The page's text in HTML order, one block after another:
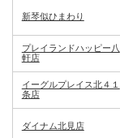
新琴似ひまわり
プレイランドハッピー八
軒店
イーグルプレイス北４１
条店
ダイナム北見店